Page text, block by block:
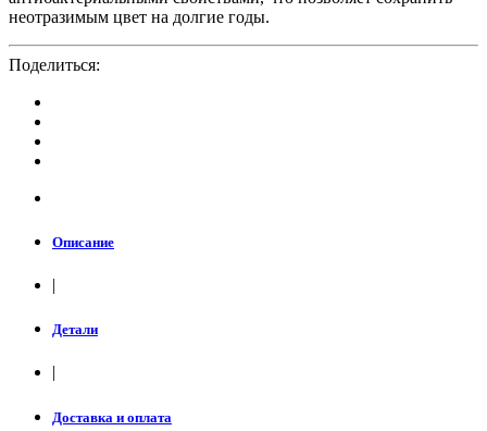
неотразимым цвет на долгие годы.
Поделиться:
Описание
|
Детали
|
Доставка и оплата